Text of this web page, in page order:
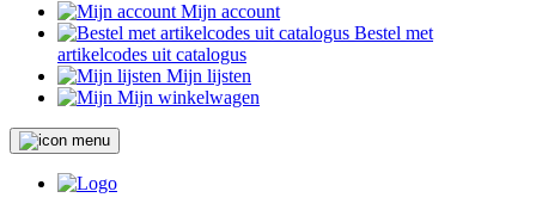
Mijn account
Bestel met
artikelcodes uit catalogus
Mijn lijsten
Mijn winkelwagen